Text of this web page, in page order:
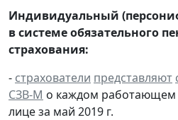
Индивидуальный
в системе обязательного
страхования:
- страхователи представляют
СЗВ-М о каждом работающем
лице за май 2019 г.